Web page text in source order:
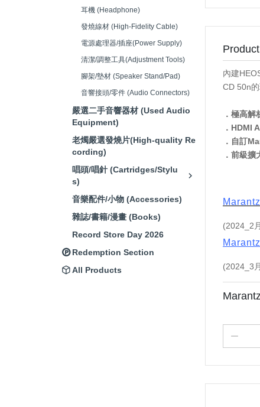
耳機 (Headphone)
發燒線材 (High-Fidelity Cable)
電源處理器/插座(Power Supply)
清潔/調整工具(Adjustment Tools)
腳架/墊材 (Speaker Stand/Pad)
音響接頭/零件 (Audio Connectors)
嚴選二手音響器材 (Used Audio
Equipment)
老燭嚴選發燒片(High-quality Re
cording)
唱頭/唱針 (Cartridges/Stylu
s)
音樂配件/小物 (Accessories)
雜誌/書籍/漫畫 (Books)
Record Store Day 2026
Redemption Section
All Products
內建
CD 50n
．極高解
．HDMI
．自訂
．前級擴
(2024_2
(2024_3